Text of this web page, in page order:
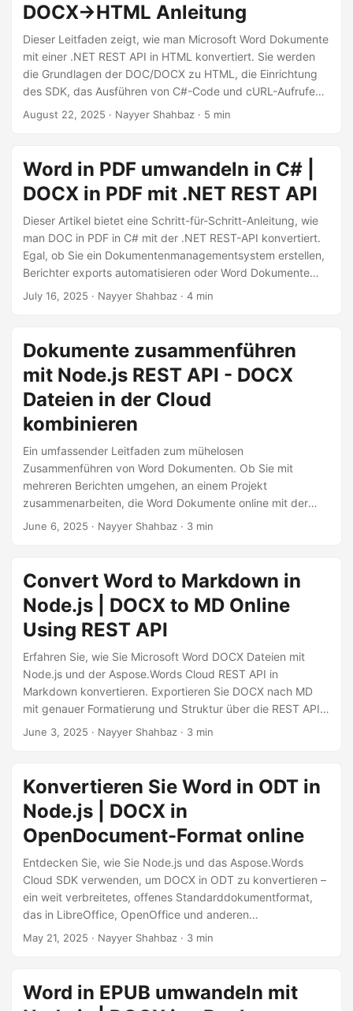
DOCX→HTML Anleitung
Dieser Leitfaden zeigt, wie man Microsoft Word Dokumente
mit einer .NET REST API in HTML konvertiert. Sie werden
die Grundlagen der DOC/DOCX zu HTML, die Einrichtung
des SDK, das Ausführen von C#-Code und cURL-Aufrufen
sowie die Erstellung von sauberen, mobilfreundlichen
August 22, 2025 · Nayyer Shahbaz · 5 min
Word in PDF umwandeln in C# |
DOCX in PDF mit .NET REST API
Dieser Artikel bietet eine Schritt-für-Schritt-Anleitung, wie
man DOC in PDF in C# mit der .NET REST-API konvertiert.
Egal, ob Sie ein Dokumentenmanagementsystem erstellen,
Berichter exports automatisieren oder Word Dokumente
archivieren, dieses Tutorial führt Sie durch die
July 16, 2025 · Nayyer Shahbaz · 4 min
Dokumente zusammenführen
mit Node.js REST API - DOCX
Dateien in der Cloud
kombinieren
Ein umfassender Leitfaden zum mühelosen
Zusammenführen von Word Dokumenten. Ob Sie mit
mehreren Berichten umgehen, an einem Projekt
zusammenarbeiten, die Word Dokumente online mit der
Node.js-API zusammenführen. Diese API ermöglicht einen
June 6, 2025 · Nayyer Shahbaz · 3 min
Convert Word to Markdown in
Node.js | DOCX to MD Online
Using REST API
Erfahren Sie, wie Sie Microsoft Word DOCX Dateien mit
Node.js und der Aspose.Words Cloud REST API in
Markdown konvertieren. Exportieren Sie DOCX nach MD
mit genauer Formatierung und Struktur über die REST API
online.
June 3, 2025 · Nayyer Shahbaz · 3 min
Konvertieren Sie Word in ODT in
Node.js | DOCX in
OpenDocument-Format online
Entdecken Sie, wie Sie Node.js und das Aspose.Words
Cloud SDK verwenden, um DOCX in ODT zu konvertieren –
ein weit verbreitetes, offenes Standarddokumentformat,
das in LibreOffice, OpenOffice und anderen
Textverarbeitungsprogrammen verwendet wird.
May 21, 2025 · Nayyer Shahbaz · 3 min
Word in EPUB umwandeln mit